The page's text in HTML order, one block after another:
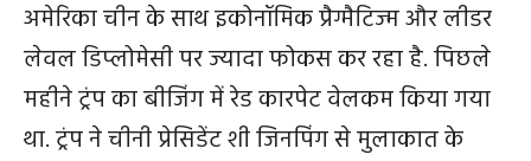
अमेरिका चीन के साथ इकोनॉमिक प्रैग्मैटिज्म और लीडर
लेवल डिप्लोमेसी पर ज्यादा फोकस कर रहा है. पिछले
महीने ट्रंप का बीजिंग में रेड कारपेट वेलकम किया गया
था. ट्रंप ने चीनी प्रेसिडेंट शी जिनपिंग से मुलाकात के